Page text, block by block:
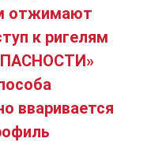
отжимают
к ригелям
вваривается